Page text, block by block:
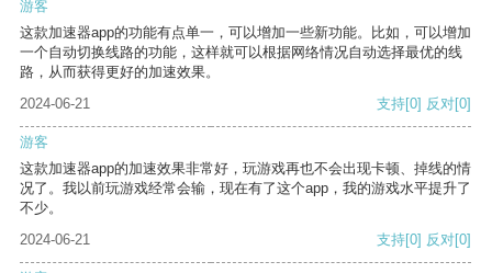
游客
这款加速器app的功能有点单一，可以增加一些新功能。比如，可以增加
一个自动切换线路的功能，这样就可以根据网络情况自动选择最优的线
路，从而获得更好的加速效果。
2024-06-21
支持[0] 反对[0]
游客
这款加速器app的加速效果非常好，玩游戏再也不会出现卡顿、掉线的情
况了。我以前玩游戏经常会输，现在有了这个app，我的游戏水平提升了
不少。
2024-06-21
支持[0] 反对[0]